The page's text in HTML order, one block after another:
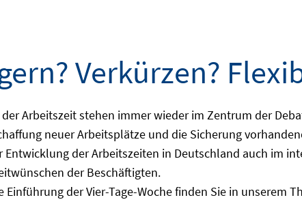
Verkürzen?
Arbeitszeit stehen immer wieder im Zentrum der
neuer Arbeitsplätze und die Sicherung
der Arbeitszeiten in Deutschland auch im
der Beschäftigten.
der Vier-Tage-Woche finden Sie in unserem